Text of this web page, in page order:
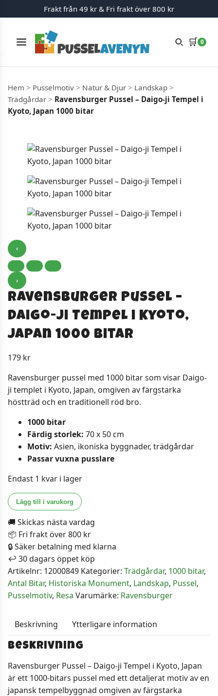
Hoppa till innehåll
Frakt från 49 kr & Fri frakt över 800 kr
Meny 🛒 0
Hem > Pusselmotiv > Natur & Djur > Landskap >
Trädgårdar > Ravensburger Pussel – Daigo-ji Tempel i
Kyoto, Japan 1000 bitar
‹
›
Ravensburger Pussel –
Daigo-ji Tempel i Kyoto,
Japan 1000 bitar
179 kr
Ravensburger pussel med 1000 bitar som visar Daigo-
ji templet i Kyoto, Japan, omgiven av färgstarka
höstträd och en traditionell röd bro.
1000 bitar
Färdig storlek: 70 x 50 cm
Motiv: Asien, ikoniska byggnader, trädgårdar
Passar vuxna pusslare
Endast 1 kvar i lager
Ravensburger
Pussel
-
Daigo-
ji
Tempel
i
Kyoto,
Japan
bitar
mängd
Lägg till i varukorg
🚚 Skickas nästa vardag
📦 Fri frakt över 800 kr
🔒 Säker betalning med klarna
↩️ 30 dagars öppet köp
Artikelnr: 12000849 Kategorier: Trädgårdar, 1000 bitar,
Antal Bitar, Historiska Monument, Landskap, Pussel,
Pusselmotiv, Resa Varumärke: Ravensburger
Beskrivning Ytterligare information
Beskrivning
Ravensburger Pussel – Daigo-ji Tempel i Kyoto, Japan
är ett 1000-bitars pussel med ett detaljerat motiv av en
japansk tempelbyggnad omgiven av färgstarka